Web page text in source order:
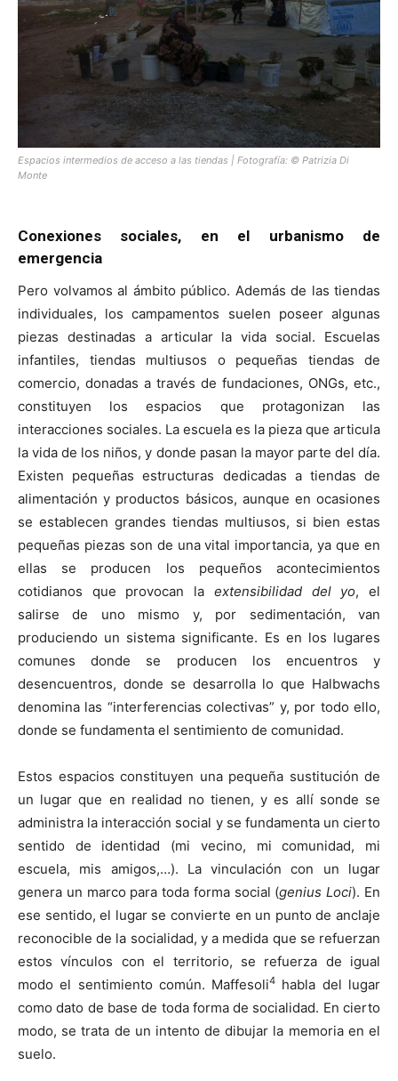
Espacios intermedios de acceso a las tiendas | Fotografía: © Patrizia Di
Monte
Conexiones sociales, en el urbanismo de
emergencia
Pero volvamos al ámbito público. Además de las tiendas
individuales, los campamentos suelen poseer algunas
piezas destinadas a articular la vida social. Escuelas
infantiles, tiendas multiusos o pequeñas tiendas de
comercio, donadas a través de fundaciones, ONGs, etc.,
constituyen los espacios que protagonizan las
interacciones sociales. La escuela es la pieza que articula
la vida de los niños, y donde pasan la mayor parte del día.
Existen pequeñas estructuras dedicadas a tiendas de
alimentación y productos básicos, aunque en ocasiones
se establecen grandes tiendas multiusos, si bien estas
pequeñas piezas son de una vital importancia, ya que en
ellas se producen los pequeños acontecimientos
cotidianos que provocan la extensibilidad del yo, el
salirse de uno mismo y, por sedimentación, van
produciendo un sistema significante. Es en los lugares
comunes donde se producen los encuentros y
desencuentros, donde se desarrolla lo que Halbwachs
denomina las “interferencias colectivas” y, por todo ello,
donde se fundamenta el sentimiento de comunidad.
Estos espacios constituyen una pequeña sustitución de
un lugar que en realidad no tienen, y es allí sonde se
administra la interacción social y se fundamenta un cierto
sentido de identidad (mi vecino, mi comunidad, mi
escuela, mis amigos,…). La vinculación con un lugar
genera un marco para toda forma social (genius Loci). En
ese sentido, el lugar se convierte en un punto de anclaje
reconocible de la socialidad, y a medida que se refuerzan
estos vínculos con el territorio, se refuerza de igual
modo el sentimiento común. Maffesoli4 habla del lugar
como dato de base de toda forma de socialidad. En cierto
modo, se trata de un intento de dibujar la memoria en el
suelo.